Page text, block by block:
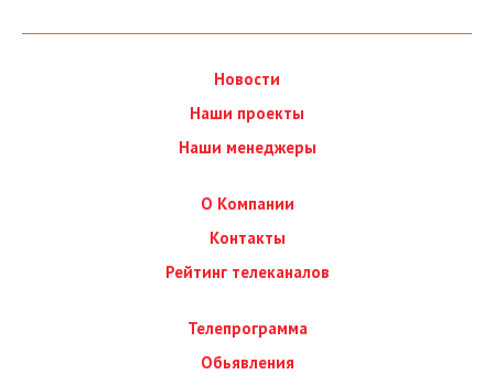
Новости
Наши проекты
Наши менеджеры
О Компании
Контакты
Рейтинг телеканалов
Телепрограмма
Обьявления